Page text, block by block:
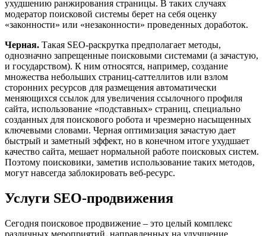
ухудшению ранжирования страницы. В таких случаях
модератор поисковой системы берет на себя оценку
«законности» или «незаконности» проведенных доработок.
Черная. Такая SEO-раскрутка предполагает методы,
однозначно запрещенные поисковыми системами (а зачастую,
и государством). К ним относятся, например, создание
множества небольших страниц-саттеллитов или взлом
сторонних ресурсов для размещения автоматически
меняющихся ссылок для увеличения ссылочного профиля
сайта, использование «подставных» страниц, специально
созданных для поискового робота и чрезмерно насыщенных
ключевыми словами. Черная оптимизация зачастую дает
быстрый и заметный эффект, но в конечном итоге ухудшает
качество сайта, мешает нормальной работе поисковых систем.
Поэтому поисковики, заметив использование таких методов,
могут навсегда заблокировать веб-ресурс.
Услуги SEO-продвижения
Сегодня поисковое продвижение – это целый комплекс